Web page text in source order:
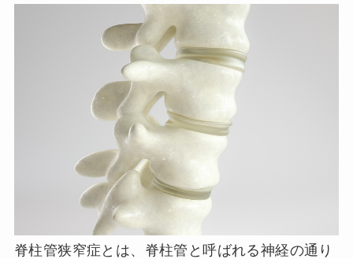
脊柱管狭窄症とは、脊柱管と呼ばれる神経の通り